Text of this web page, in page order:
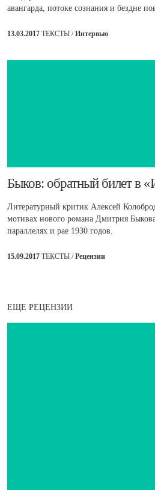
авангарда, потоке сознания и бездне
13.03.2017 ТЕКСТЫ /Интервью
​Быков: обратный билет в
Литературный критик Алексей
мотивах нового романа Дмитрия
параллелях и рае 1930 годов.
15.09.2017 ТЕКСТЫ /Рецензии
ЕЩЕ РЕЦЕНЗИИ